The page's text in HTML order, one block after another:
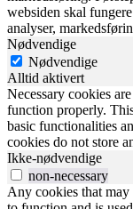
websiden skal
analyser,
Nødvendige
Nødvendige
Alltid aktivert
Necessary cookies
function properly.
basic functionalities
cookies do not store
Ikke-nødvendige
non-necessary
Any cookies that may